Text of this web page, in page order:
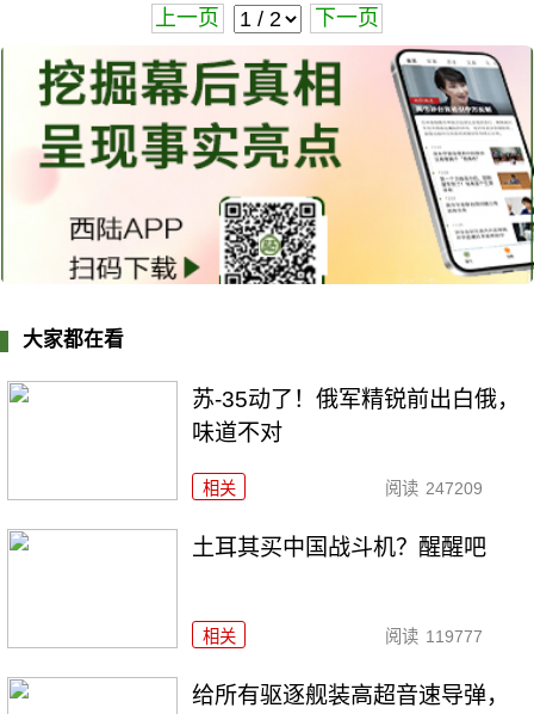
上一页 下一页
大家都在看
苏-35动了！俄军精锐前出白俄，
味道不对
相关 阅读 247209
土耳其买中国战斗机？醒醒吧
相关 阅读 119777
给所有驱逐舰装高超音速导弹，